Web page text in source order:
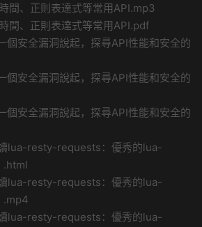
間、正則表達式等常用API.mp3
間、正則表達式等常用API.pdf
個安全漏洞說起，探尋API性能和安全的
個安全漏洞說起，探尋API性能和安全的
個安全漏洞說起，探尋API性能和安全的
lua-resty-requests：優秀的lua-
.html
lua-resty-requests：優秀的lua-
.mp4
lua-resty-requests：優秀的lua-